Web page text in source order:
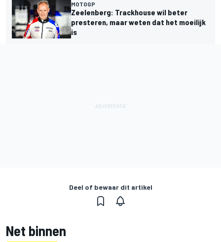
MOTOGP
Zeelenberg: Trackhouse wil beter
presteren, maar weten dat het moeilijk
is
Deel of bewaar dit artikel
Net binnen